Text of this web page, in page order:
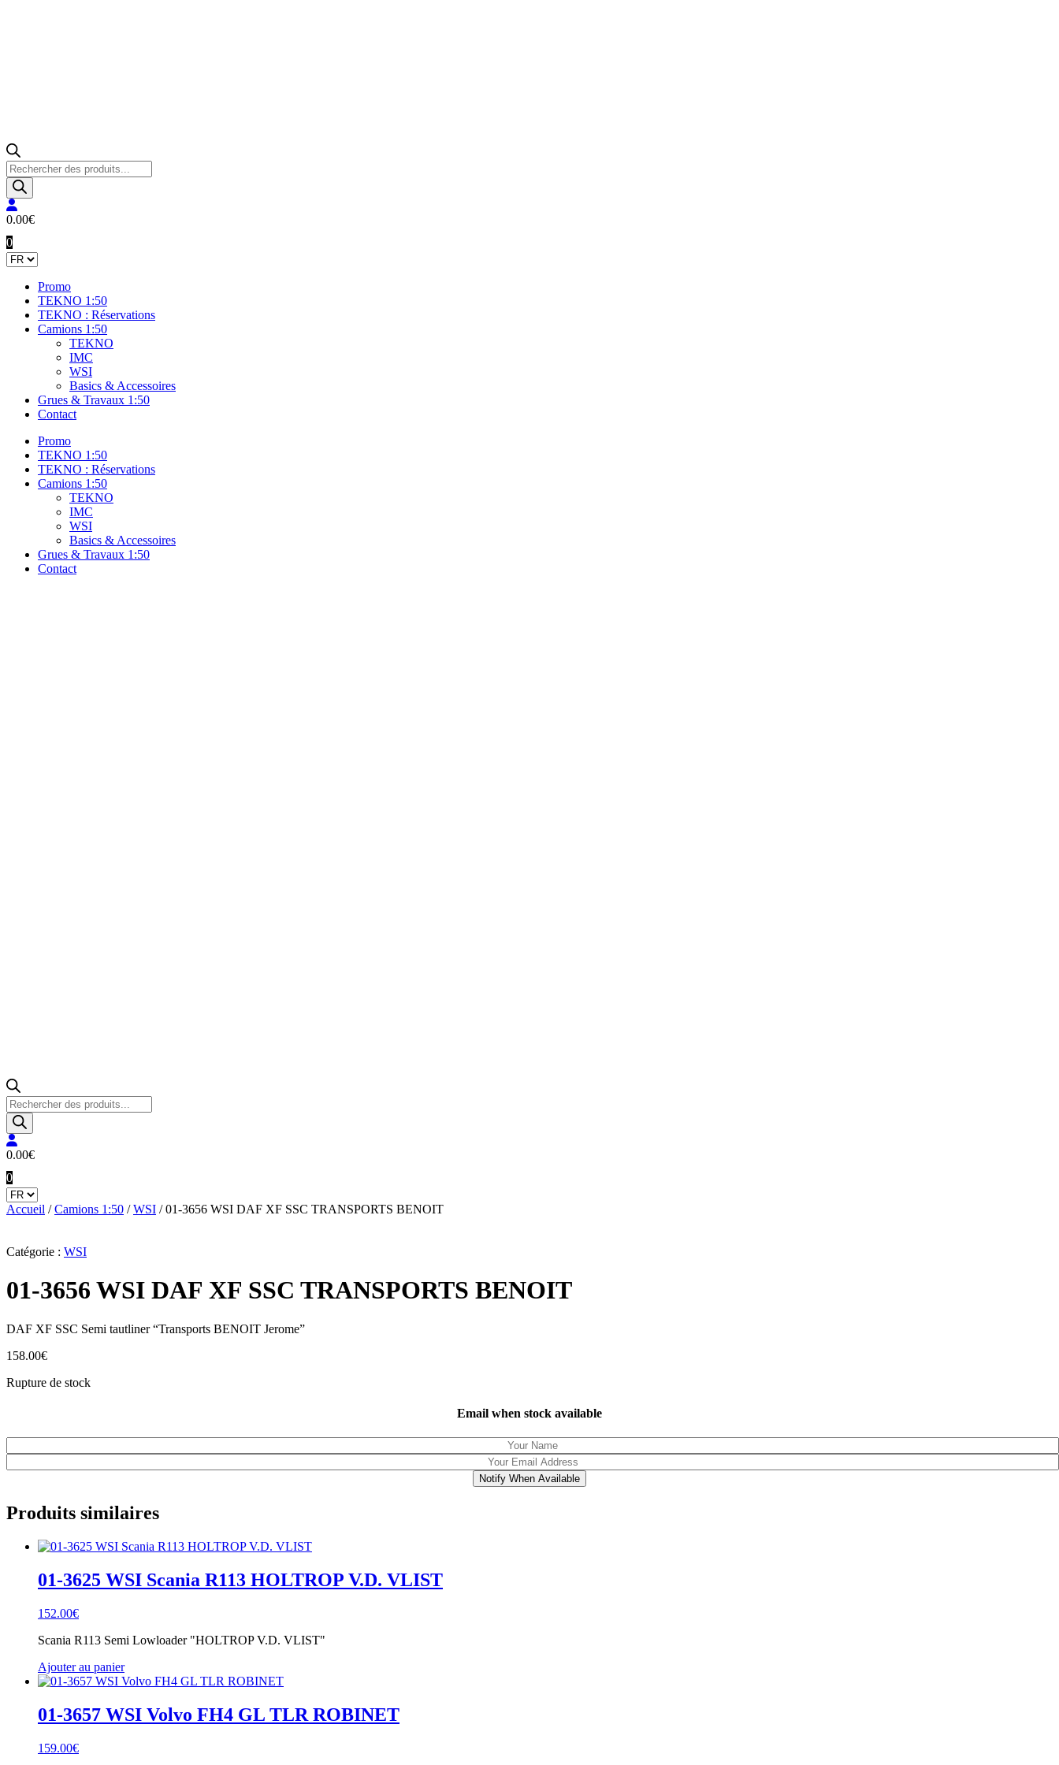
Recherche
de
produits
0.00€
0
Promo
TEKNO 1:50
TEKNO : Réservations
Camions 1:50
TEKNO
IMC
WSI
Basics & Accessoires
Grues & Travaux 1:50
Contact
Promo
TEKNO 1:50
TEKNO : Réservations
Camions 1:50
TEKNO
IMC
WSI
Basics & Accessoires
Grues & Travaux 1:50
Contact
Recherche
de
produits
0.00€
0
Accueil /Camions 1:50 /WSI / 01-3656 WSI DAF XF SSC TRANSPORTS BENOIT
Catégorie : WSI
01-3656 WSI DAF XF SSC TRANSPORTS BENOIT
DAF XF SSC Semi tautliner “Transports BENOIT Jerome”
158.00€
Rupture de stock
Email when stock available
Notify When Available
Produits similaires
01-3625 WSI Scania R113 HOLTROP V.D. VLIST
152.00€
Scania R113 Semi Lowloader "HOLTROP V.D. VLIST"
Ajouter au panier
01-3657 WSI Volvo FH4 GL TLR ROBINET
159.00€